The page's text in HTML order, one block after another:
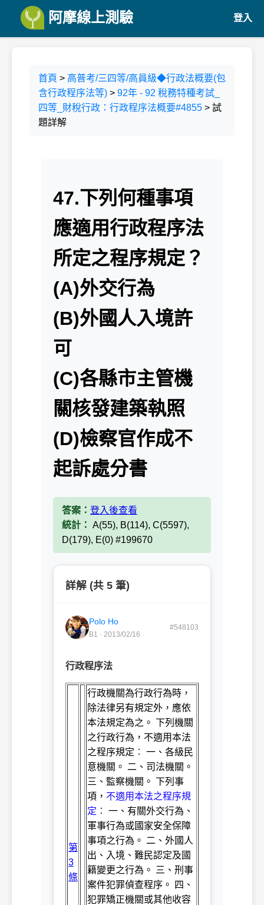
阿摩線上測驗 登入
首頁 > 高普考/三四等/高員級◆行政法概要(包
含行政程序法等) > 92年 - 92 稅務特種考試_
四等_財稅行政：行政程序法概要#4855 > 試
題詳解
47.下列何種事項
應適用行政程序法
所定之程序規定？
(A)外交行為
(B)外國人入境許
可
(C)各縣市主管機
關核發建築執照
(D)檢察官作成不
起訴處分書
答案： 登入後查看
統計： A(55), B(114), C(5597),
D(179), E(0) #199670
詳解 (共 5 筆)
Polo Ho
B1 · 2013/02/16
#548103
行政程序法
第
3
條
行政機關為行政行為時，
除法律另有規定外，應依
本法規定為之。 下列機關
之行政行為，不適用本法
之程序規定︰ 一、各級 民
意機關。 二、司法機關。
三、監察機關 。 下列事
項， 不適用本法之程序規
定 ︰ 一、有關外交行為、
軍事行為或國家安全保障
事項之行為。 二、外國人
出、入境、難民認定及國
籍變更之行為。 三、刑事
案件犯罪偵查程序。 四、
犯罪矯正機關或其他收容